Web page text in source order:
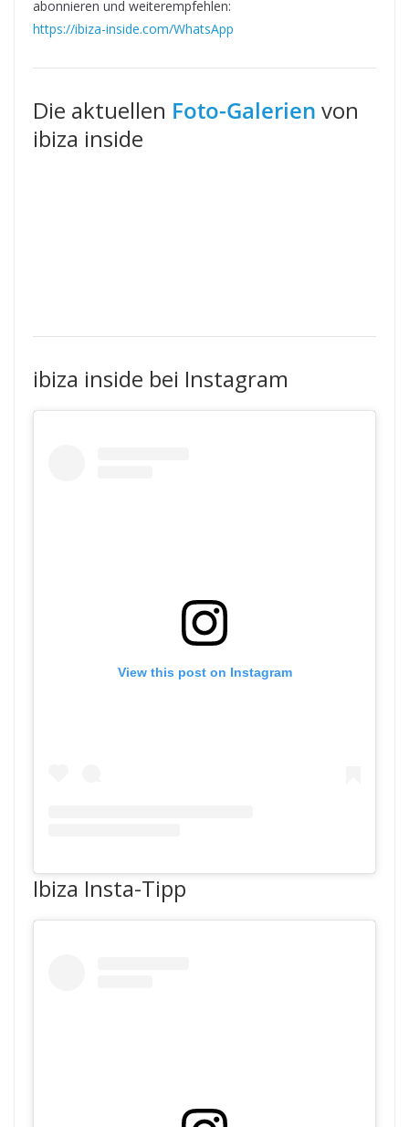
abonnieren und weiterempfehlen:
https://ibiza-inside.com/WhatsApp
Die aktuellen Foto-Galerien von
ibiza inside
ibiza inside bei Instagram
View this post on Instagram
Ibiza Insta-Tipp